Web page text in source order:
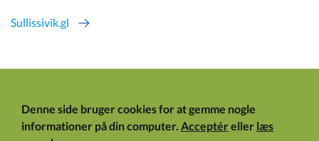
Sullissivik.gl
Denne side bruger cookies for at gemme nogle
informationer på din computer. Acceptéreller læs